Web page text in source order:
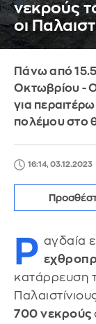
νεκρούς
οι
Πάνω από
Οκτωβρίου -
για
πολέμου στο
16:14, 03.12.2023
Ρ αγδαία
κατάρρευση
700 νεκρούς